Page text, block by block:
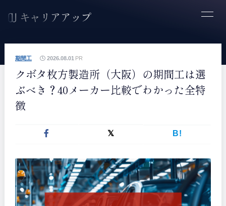
PR
期間工 2026.08.01
クボタ枚方製造所（大阪）の期間工は選
ぶべき？40メーカー比較でわかった全特
徴
B!